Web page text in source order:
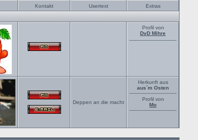
Kontakt Usertext
Extras
Profil von
DvD Mihre
Deppen an die macht
Herkunft aus
aus´m Osten
Profil von
Mo